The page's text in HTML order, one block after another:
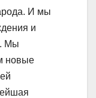
И мы
и
Мы
новые